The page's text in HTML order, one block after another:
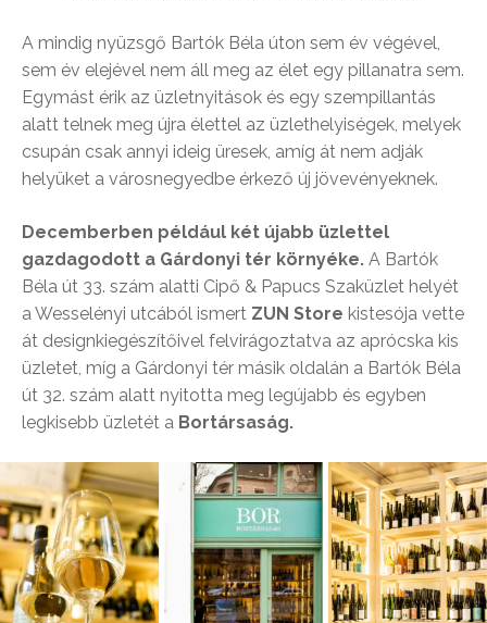
A mindig nyüzsgő Bartók Béla úton sem év végével,
sem év elejével nem áll meg az élet egy pillanatra sem.
Egymást érik az üzletnyitások és egy szempillantás
alatt telnek meg újra élettel az üzlethelyiségek, melyek
csupán csak annyi ideig üresek, amíg át nem adják
helyüket a városnegyedbe érkező új jövevényeknek.
Decemberben például két újabb üzlettel
gazdagodott a Gárdonyi tér környéke. A Bartók
Béla út 33. szám alatti Cipő & Papucs Szaküzlet helyét
a Wesselényi utcából ismert ZUN Store kistesója vette
át designkiegészítőivel felvirágoztatva az aprócska kis
üzletet, míg a Gárdonyi tér másik oldalán a Bartók Béla
út 32. szám alatt nyitotta meg legújabb és egyben
legkisebb üzletét a Bortársaság.